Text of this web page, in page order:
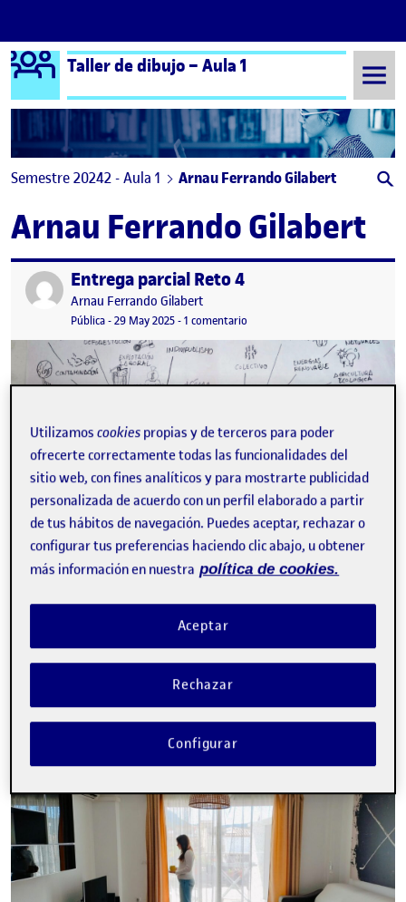
Saltar al contenido
Logo Ágora
Taller de dibujo – Aula 1
Semestre 20242 - Aula 1 Arnau Ferrando Gilabert
Arnau Ferrando Gilabert
Publicado porEntrega parcial Reto 4
Publicado por
Arnau Ferrando Gilabert
Visibilidad:
Pública-Fecha de publicación
29 May 202519 junio, 2025 6:16 pm
-1 comentario
CONSUMISMO DESMESURADO VS SOSTENIBILIDAD ¿Cómo
desmesurado, en una sociedad consciente de cuidar nuestro
Publicado por Entrega parcial del reto 3. Dibujar para entender.
Fecha de publicación
19 Abr 202519 abril, 2025 2:05 pm
-1 comentario
Utilizamoscookies propias y de terceros para poder
ofrecerte correctamente todas las funcionalidades del
sitio web, con fines analíticos y para mostrarte publicidad
personalizada de acuerdo con un perfil elaborado a partir
de tus hábitos de navegación. Puedes aceptar, rechazar o
configurar tus preferencias haciendo clic abajo, u obtener
más información en nuestra política de cookies.
Rechazar
Aceptar
Configurar